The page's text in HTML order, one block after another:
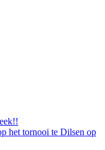
het tornooi te Dilsen op